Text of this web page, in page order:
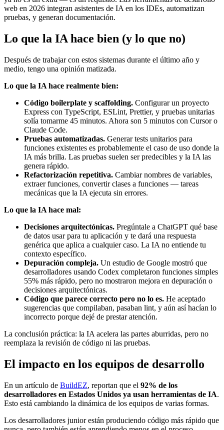
web en 2026 integran asistentes de IA en los IDEs, automatizan
pruebas, y generan documentación.
Lo que la IA hace bien (y lo que no)
Después de trabajar con estos sistemas durante el último año y
medio, tengo una opinión matizada.
Lo que la IA hace realmente bien:
Código boilerplate y scaffolding. Configurar un proyecto
Express con TypeScript, ESLint, Prettier, y pruebas unitarias
solía tomarme 45 minutos. Ahora son 5 minutos con Cursor o
Claude Code.
Pruebas automatizadas. Generar tests unitarios para
funciones existentes es probablemente el caso de uso donde la
IA más brilla. Las pruebas suelen ser predecibles y la IA las
genera rápido.
Refactorización repetitiva. Cambiar nombres de variables,
extraer funciones, convertir clases a funciones — tareas
mecánicas que la IA ejecuta sin errores.
Lo que la IA hace mal:
Decisiones arquitectónicas. Pregúntale a ChatGPT qué base
de datos usar para tu aplicación y te dará una respuesta
genérica que aplica a cualquier caso. La IA no entiende tu
contexto específico.
Depuración compleja. Un estudio de Google mostró que
desarrolladores usando Codex completaron funciones simples
55% más rápido, pero no mostraron mejora en depuración o
decisiones arquitectónicas.
Código que parece correcto pero no lo es. He aceptado
sugerencias que compilaban, pasaban lint, y aún así hacían lo
incorrecto porque dejé de prestar atención.
La conclusión práctica: la IA acelera las partes aburridas, pero no
reemplaza la revisión de código ni las pruebas.
El impacto en los equipos de desarrollo
En un artículo de BuildEZ, reportan que el 92% de los
desarrolladores en Estados Unidos ya usan herramientas de IA.
Esto está cambiando la dinámica de los equipos de varias formas.
Los desarrolladores junior están produciendo código más rápido que